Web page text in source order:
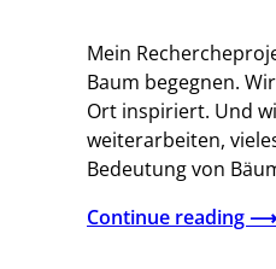
Mein
Baum begegnen.
Ort inspiriert. Und
weiterarbeiten,
Bedeutung von
Continue reading ⟶